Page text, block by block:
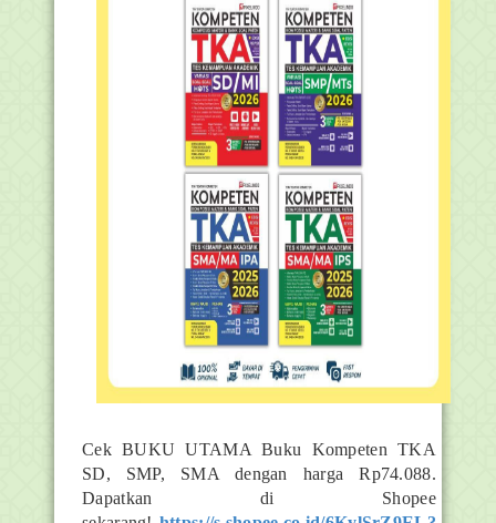
Cek BUKU UTAMA Buku Kompeten TKA
SD, SMP, SMA dengan harga Rp74.088.
Dapatkan di Shopee